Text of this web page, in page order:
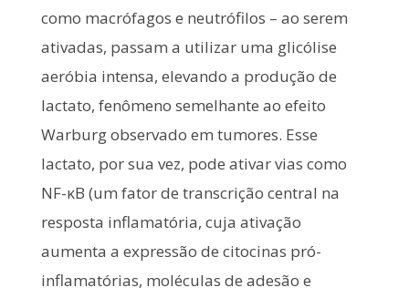
como macrófagos e neutrófilos – ao serem
ativadas, passam a utilizar uma glicólise
aeróbia intensa, elevando a produção de
lactato, fenômeno semelhante ao efeito
Warburg observado em tumores. Esse
lactato, por sua vez, pode ativar vias como
NF-κB (um fator de transcrição central na
resposta inflamatória, cuja ativação
aumenta a expressão de citocinas pró-
inflamatórias, moléculas de adesão e